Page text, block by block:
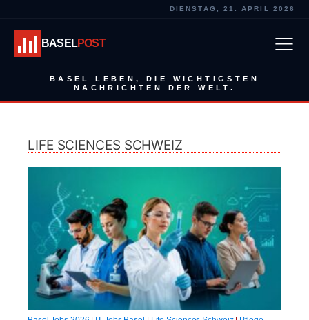
DIENSTAG, 21. APRIL 2026
BASELPOST
BASEL LEBEN, DIE WICHTIGSTEN
NACHRICHTEN DER WELT.
LIFE SCIENCES SCHWEIZ